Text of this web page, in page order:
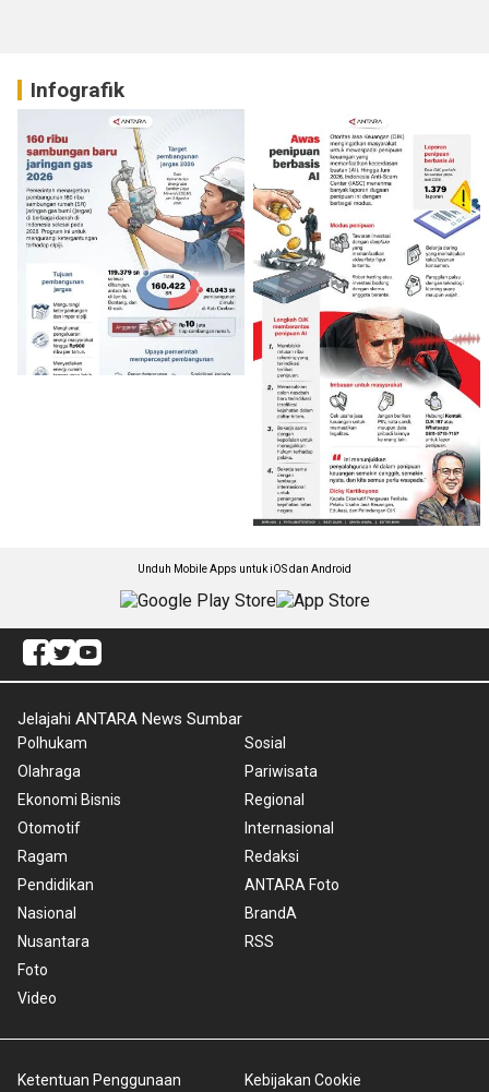
Infografik
Unduh Mobile Apps untuk iOS dan Android
Jelajahi ANTARA News Sumbar
Polhukam
Olahraga
Ekonomi Bisnis
Otomotif
Ragam
Pendidikan
Nasional
Nusantara
Foto
Video
Sosial
Pariwisata
Regional
Internasional
Redaksi
ANTARA Foto
BrandA
RSS
Ketentuan Penggunaan Kebijakan Cookie